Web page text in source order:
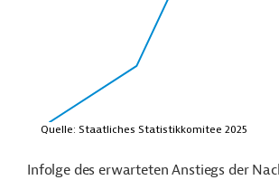
Infolge des erwarteten Anstiegs der